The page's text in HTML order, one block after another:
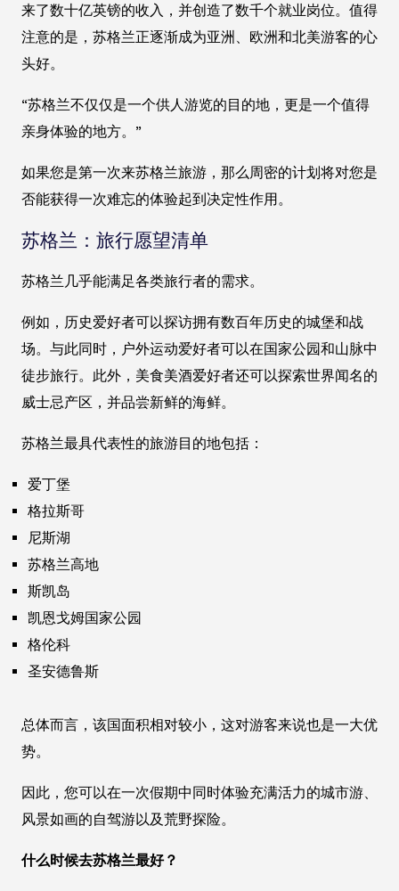
来了数十亿英镑的收入，并创造了数千个就业岗位。值得
注意的是，苏格兰正逐渐成为亚洲、欧洲和北美游客的心
头好。
“苏格兰不仅仅是一个供人游览的目的地，更是一个值得
亲身体验的地方。”
如果您是第一次来苏格兰旅游，那么周密的计划将对您是
否能获得一次难忘的体验起到决定性作用。
苏格兰：旅行愿望清单
苏格兰几乎能满足各类旅行者的需求。
例如，历史爱好者可以探访拥有数百年历史的城堡和战
场。与此同时，户外运动爱好者可以在国家公园和山脉中
徒步旅行。此外，美食美酒爱好者还可以探索世界闻名的
威士忌产区，并品尝新鲜的海鲜。
苏格兰最具代表性的旅游目的地包括：
爱丁堡
格拉斯哥
尼斯湖
苏格兰高地
斯凯岛
凯恩戈姆国家公园
格伦科
圣安德鲁斯
总体而言，该国面积相对较小，这对游客来说也是一大优
势。
因此，您可以在一次假期中同时体验充满活力的城市游、
风景如画的自驾游以及荒野探险。
什么时候去苏格兰最好？